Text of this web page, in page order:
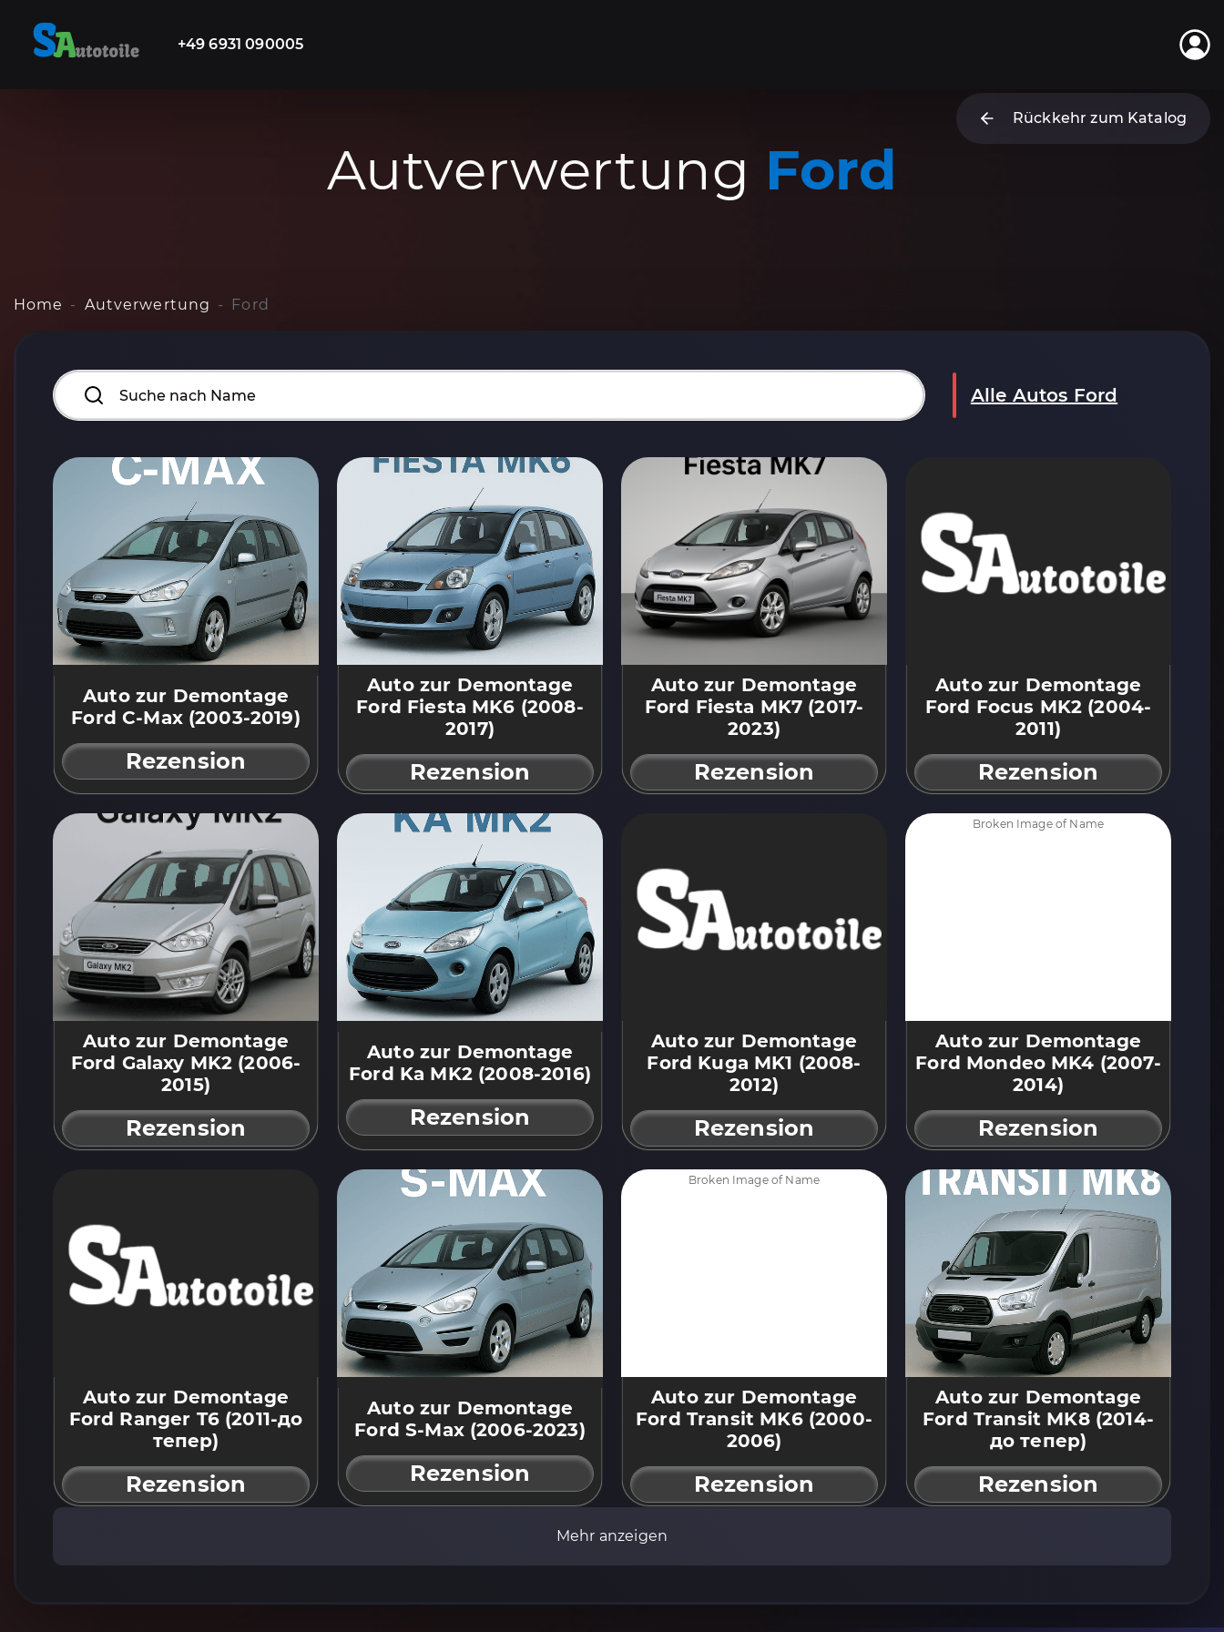
+49 6931 090005
Rückkehr zum Katalog
Autverwertung Ford
Home Autverwertung Ford
Alle Autos Ford
Auto zur Demontage
Ford C-Max (2003-2019)
Rezension
Auto zur Demontage
Ford Fiesta MK6 (2008-
2017)
Rezension
Auto zur Demontage
Ford Fiesta MK7 (2017-
2023)
Rezension
Auto zur Demontage
Ford Focus MK2 (2004-
2011)
Rezension
Auto zur Demontage
Ford Galaxy MK2 (2006-
2015)
Rezension
Auto zur Demontage
Ford Ka MK2 (2008-2016)
Rezension
Auto zur Demontage
Ford Kuga MK1 (2008-
2012)
Rezension
Auto zur Demontage
Ford Mondeo MK4 (2007-
2014)
Rezension
Auto zur Demontage
Ford Ranger T6 (2011-до
тепер)
Rezension
Auto zur Demontage
Ford S-Max (2006-2023)
Rezension
Auto zur Demontage
Ford Transit MK6 (2000-
2006)
Rezension
Auto zur Demontage
Ford Transit MK8 (2014-
до тепер)
Rezension
Mehr anzeigen